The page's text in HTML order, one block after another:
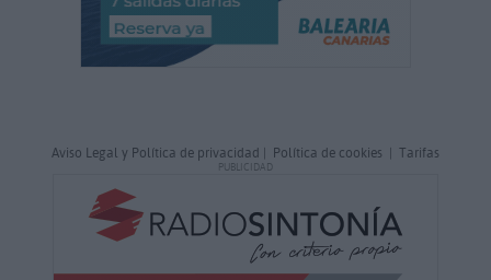
Aviso Legal y Política de privacidad | Política de cookies | Tarifas
PUBLICIDAD